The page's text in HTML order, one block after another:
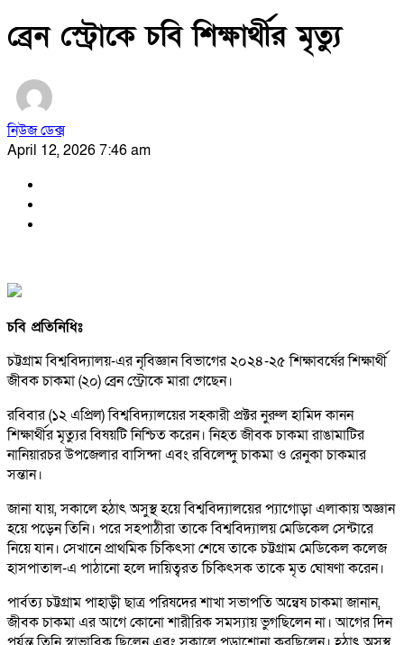
ব্রেন স্ট্রোকে চবি শিক্ষার্থীর মৃত্যু
নিউজ ডেক্স
April 12, 2026 7:46 am
চবি প্রতিনিধিঃ
চট্টগ্রাম বিশ্ববিদ্যালয়-এর নৃবিজ্ঞান বিভাগের ২০২৪-২৫ শিক্ষাবর্ষের শিক্ষার্থী
জীবক চাকমা (২০) ব্রেন স্ট্রোকে মারা গেছেন।
রবিবার (১২ এপ্রিল) বিশ্ববিদ্যালয়ের সহকারী প্রক্টর নুরুল হামিদ কানন
শিক্ষার্থীর মৃত্যুর বিষয়টি নিশ্চিত করেন। নিহত জীবক চাকমা রাঙামাটির
নানিয়ারচর উপজেলার বাসিন্দা এবং রবিলেন্দু চাকমা ও রেনুকা চাকমার
সন্তান।
জানা যায়, সকালে হঠাৎ অসুস্থ হয়ে বিশ্ববিদ্যালয়ের প্যাগোড়া এলাকায় অজ্ঞান
হয়ে পড়েন তিনি। পরে সহপাঠীরা তাকে বিশ্ববিদ্যালয় মেডিকেল সেন্টারে
নিয়ে যান। সেখানে প্রাথমিক চিকিৎসা শেষে তাকে চট্টগ্রাম মেডিকেল কলেজ
হাসপাতাল-এ পাঠানো হলে দায়িত্বরত চিকিৎসক তাকে মৃত ঘোষণা করেন।
পার্বত্য চট্টগ্রাম পাহাড়ী ছাত্র পরিষদের শাখা সভাপতি অন্বেষ চাকমা জানান,
জীবক চাকমা এর আগে কোনো শারীরিক সমস্যায় ভুগছিলেন না। আগের দিন